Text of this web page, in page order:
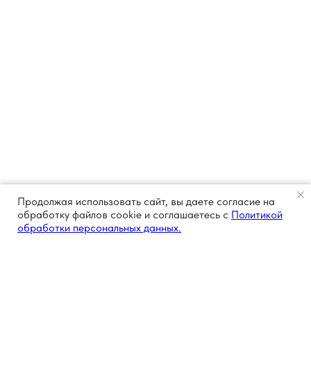
Продолжая использовать сайт, вы даете согласие на
обработку файлов cookie и соглашаетесь с Политикой
обработки персональных данных.